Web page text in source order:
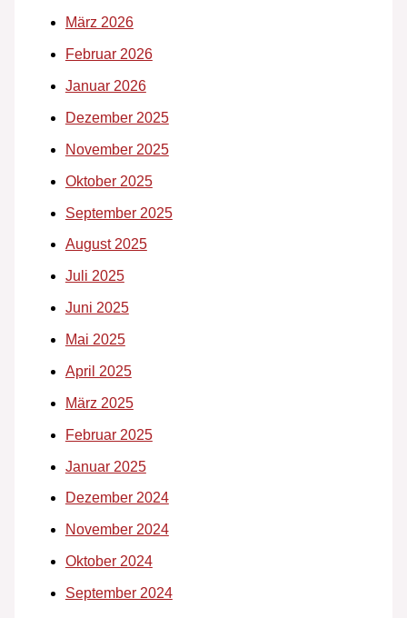
März 2026
Februar 2026
Januar 2026
Dezember 2025
November 2025
Oktober 2025
September 2025
August 2025
Juli 2025
Juni 2025
Mai 2025
April 2025
März 2025
Februar 2025
Januar 2025
Dezember 2024
November 2024
Oktober 2024
September 2024